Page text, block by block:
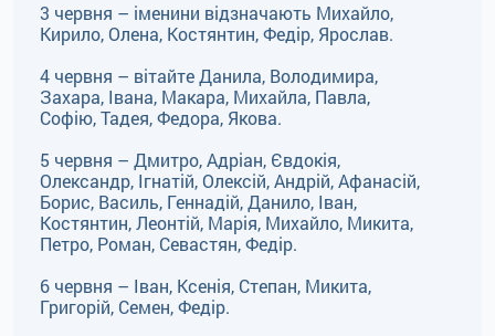
3 червня – іменини відзначають Михайло,
Кирило, Олена, Костянтин, Федір, Ярослав.
4 червня – вітайте Данила, Володимира,
Захара, Івана, Макара, Михайла, Павла,
Софію, Тадея, Федора, Якова.
5 червня – Дмитро, Адріан, Євдокія,
Олександр, Ігнатій, Олексій, Андрій, Афанасій,
Борис, Василь, Геннадій, Данило, Іван,
Костянтин, Леонтій, Марія, Михайло, Микита,
Петро, Роман, Севастян, Федір.
6 червня – Іван, Ксенія, Степан, Микита,
Григорій, Семен, Федір.